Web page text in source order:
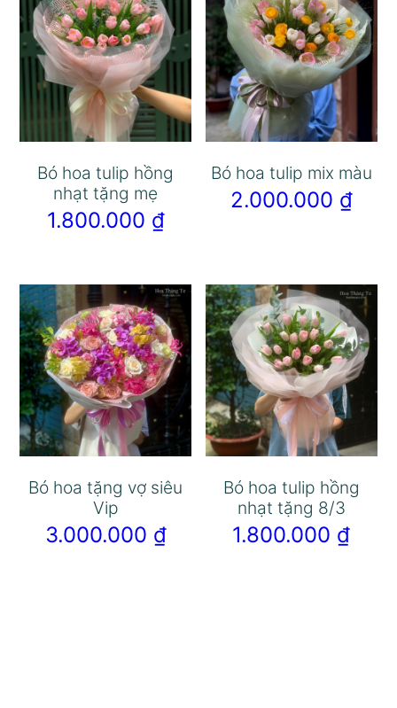
Bó hoa tulip hồng
nhạt tặng mẹ
1.800.000 ₫
Bó hoa tulip mix màu
2.000.000 ₫
Bó hoa tặng vợ siêu
Vip
3.000.000 ₫
Bó hoa tulip hồng
nhạt tặng 8/3
1.800.000 ₫